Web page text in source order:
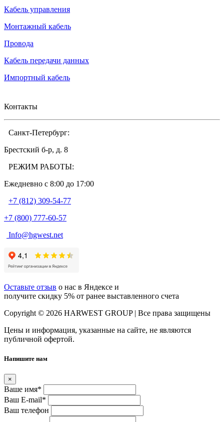
Кабель управления
Монтажный кабель
Провода
Кабель передачи данных
Импортный кабель
Контакты
Санкт-Петербург:
Брестский б-р, д. 8
РЕЖИМ РАБОТЫ:
Ежедневно c 8:00 до 17:00
+7 (812) 309-54-77
+7 (800) 777-60-57
Info@hgwest.net
Оставьте отзыв о нас в Яндексе и
получите скидку 5% от ранее выставленного счета
Copyright © 2026 HARWEST GROUP | Все права защищены
Цены и информация, указанные на сайте, не являются
публичной офертой.
Напишите нам
×
Ваше имя*
Ваш E-mail*
Ваш телефон